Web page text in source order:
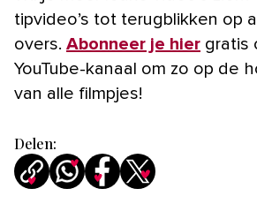
tipvideo’s tot terugblikken op
overs. Abonneer je hier gratis
YouTube-kanaal om zo op de
van alle filmpjes!
Delen: